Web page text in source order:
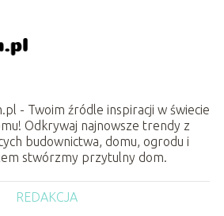
- Twoim źródle inspiracji w świecie
Odkrywaj najnowsze trendy z
budownictwa, domu, ogrodu i
stwórzmy przytulny dom.
REDAKCJA